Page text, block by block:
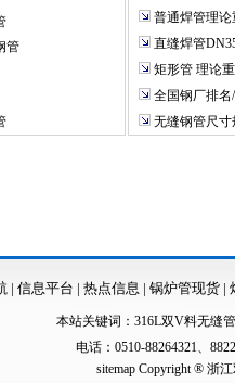
管
普通焊管理
直缝焊管
矩形管 理论
全国钢厂排名
无缝钢管尺寸
| 信息平台 | 热点信息 | 锅炉管现货 |
本站关键词： 316L双V料无缝管
电话：0510-88264321、
sitemapCopyright ® 浙